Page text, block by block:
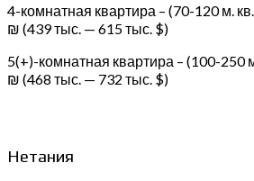
4-комнатная квартира – (70-120 м.
₪ (439 тыс. — 615 тыс. $)
5(+)-комнатная квартира – (100-250
₪ (468 тыс. — 732 тыс. $)
Нетания